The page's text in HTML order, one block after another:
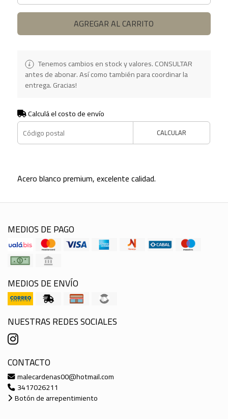
AGREGAR AL CARRITO
Tenemos cambios en stock y valores. CONSULTAR
antes de abonar. Así como también para coordinar la
entrega. Gracias!
Calculá el costo de envío
CALCULAR
Acero blanco premium, excelente calidad.
MEDIOS DE PAGO
MEDIOS DE ENVÍO
NUESTRAS REDES SOCIALES
CONTACTO
malecardenas00@hotmail.com
3417026211
Botón de arrepentimiento